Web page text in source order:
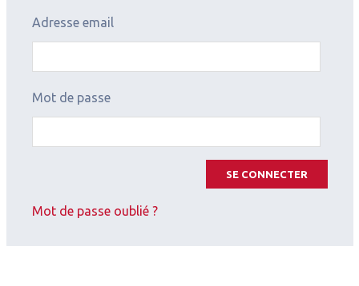
Adresse email
Mot de passe
SE CONNECTER
Mot de passe oublié ?